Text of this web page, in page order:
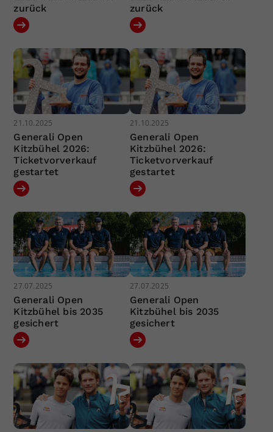
zurück
zurück
21.10.2025
Generali Open
Kitzbühel 2026:
Ticketvorverkauf
gestartet
21.10.2025
Generali Open
Kitzbühel 2026:
Ticketvorverkauf
gestartet
27.07.2025
Generali Open
Kitzbühel bis 2035
gesichert
27.07.2025
Generali Open
Kitzbühel bis 2035
gesichert